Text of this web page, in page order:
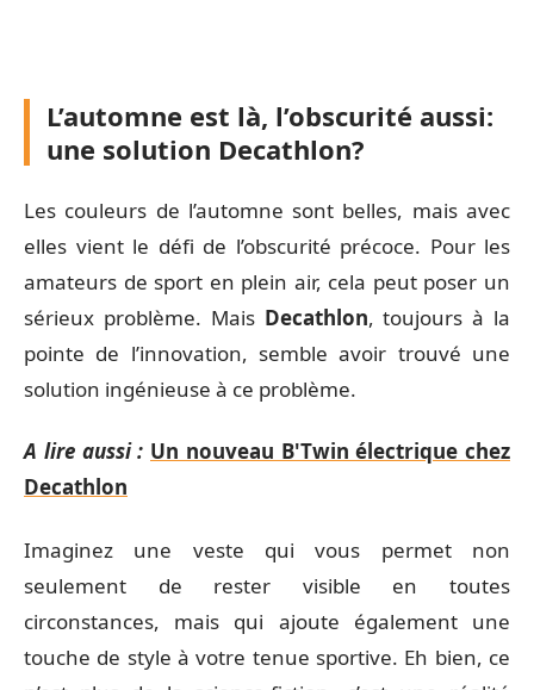
L’automne est là, l’obscurité aussi:
une solution Decathlon?
Les couleurs de l’automne sont belles, mais avec
elles vient le défi de l’obscurité précoce. Pour les
amateurs de sport en plein air, cela peut poser un
sérieux problème. Mais Decathlon, toujours à la
pointe de l’innovation, semble avoir trouvé une
solution ingénieuse à ce problème.
A lire aussi : Un nouveau B'Twin électrique chez
Decathlon
Imaginez une veste qui vous permet non
seulement de rester visible en toutes
circonstances, mais qui ajoute également une
touche de style à votre tenue sportive. Eh bien, ce